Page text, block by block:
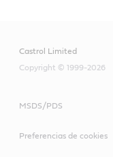
norma DIN.
Castrol Limited
Copyright © 1999-2026
MSDS/PDS
Preferencias de cookies